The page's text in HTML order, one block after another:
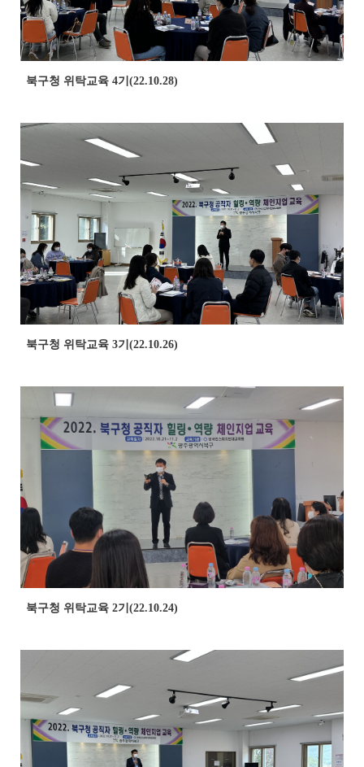
북구청 위탁교육 4기(22.10.28)
북구청 위탁교육 3기(22.10.26)
북구청 위탁교육 2기(22.10.24)